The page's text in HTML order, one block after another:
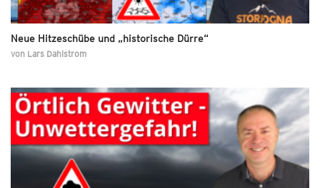
Neue Hitzeschübe und „historische Dürre“
von Lars Dahlstrom